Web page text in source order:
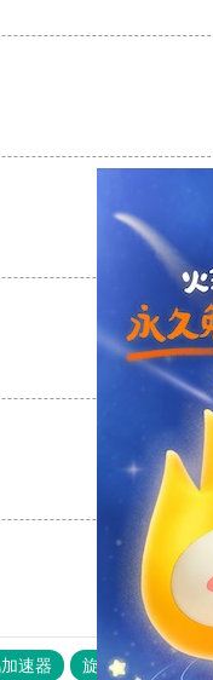
速器 旋风加速度器